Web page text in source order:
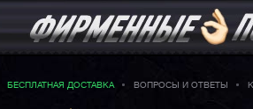
БЕСПЛАТНАЯ ДОСТАВКА ВОПРОСЫ И ОТВЕТЫ